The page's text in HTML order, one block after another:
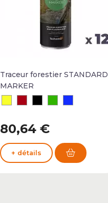
Traceur forestier STANDARD
MARKER
80,64 €
+ détails